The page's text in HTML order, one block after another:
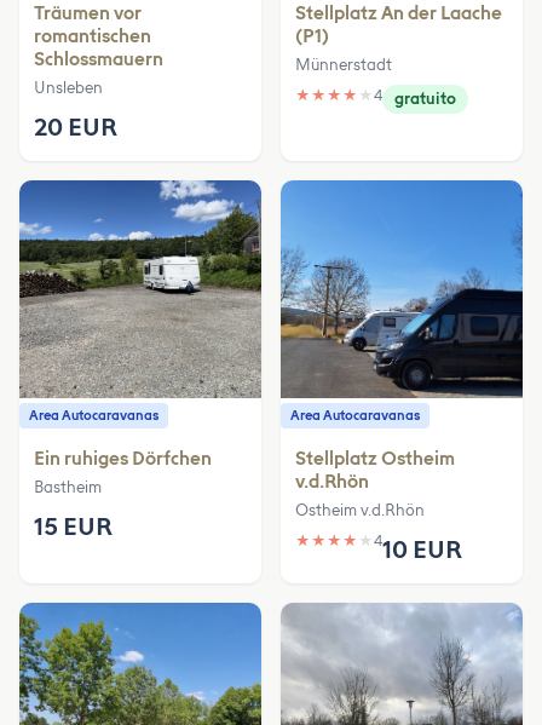
Träumen vor
romantischen
Schlossmauern
Unsleben
20 EUR
Stellplatz An der Laache
(P1)
Münnerstadt
★ ★ ★ ★ ★ 4 gratuito
Area Autocaravanas
Ein ruhiges Dörfchen
Bastheim
15 EUR
Area Autocaravanas
Stellplatz Ostheim
v.d.Rhön
Ostheim v.d.Rhön
★ ★ ★ ★ ★ 410 EUR